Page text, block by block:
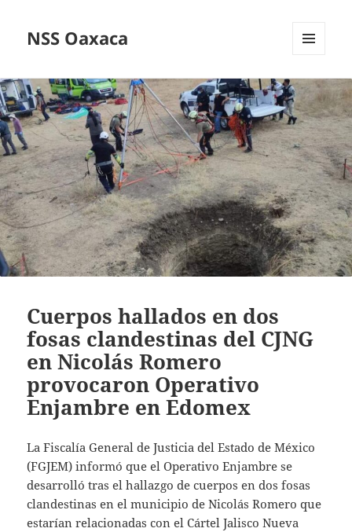
NSS Oaxaca
WIDGETS
Cuerpos hallados en dos
fosas clandestinas del CJNG
en Nicolás Romero
provocaron Operativo
Enjambre en Edomex
La Fiscalía General de Justicia del Estado de México
(FGJEM) informó que el Operativo Enjambre se
desarrolló tras el hallazgo de cuerpos en dos fosas
clandestinas en el municipio de Nicolás Romero que
estarían relacionadas con el Cártel Jalisco Nueva